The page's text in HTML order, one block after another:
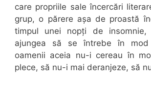
care propriile sale încercări
grup, o părere așa de proastă
timpul unei nopți de insomnie,
ajungea să se întrebe în mod
oamenii aceia nu-i cereau în
plece, să nu-i mai deranjeze, să